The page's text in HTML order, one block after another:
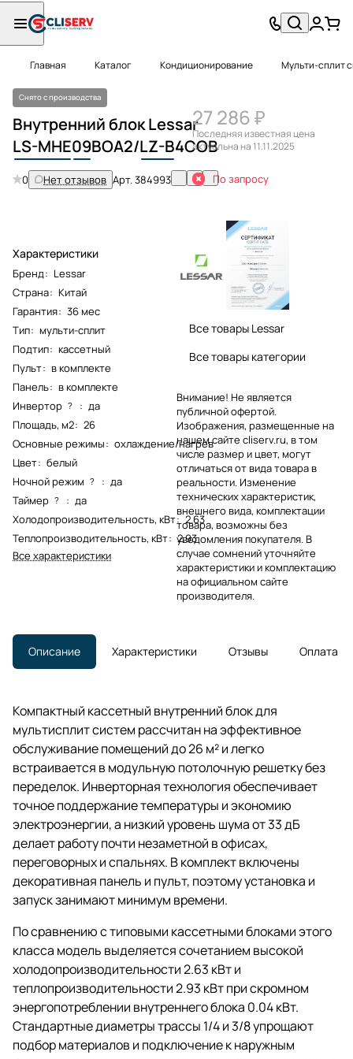
Главная Каталог Кондиционирование Мульти-сплит
Снято с производства
Внутренний блок Lessar
LS-MHE09BOA2/LZ-B4COB
0 Нет отзывов Арт.384993
Характеристики
Бренд: Lessar
Страна: Китай
Гарантия: 36 мес
Тип: мульти-сплит
Подтип: кассетный
Пульт: в комплекте
Панель: в комплекте
Инвертор ? : да
Площадь, м2: 26
Основные режимы: охлаждение/нагрев
Цвет: белый
Ночной режим ? : да
Таймер ? : да
Холодопроизводительность, кВт: 2.63
Теплопроизводительность, кВт: 2.93
Все характеристики
27 286 ₽
Последняя известная цена
актуальна на 11.11.2025
По запросу
Все товары Lessar
Все товары категории
Внимание! Не является
публичной офертой.
Изображения, размещенные на
нашем сайте cliserv.ru, в том
числе размер и цвет, могут
отличаться от вида товара в
реальности. Изменение
технических характеристик,
внешнего вида, комплектации
товара, возможны без
уведомления покупателя. В
случае сомнений уточняйте
характеристики и комплектацию
на официальном сайте
производителя.
Описание Характеристики Отзывы Оплата
Компактный кассетный внутренний блок для
мультисплит систем рассчитан на эффективное
обслуживание помещений до 26 м² и легко
встраивается в модульную потолочную решетку без
переделок. Инверторная технология обеспечивает
точное поддержание температуры и экономию
электроэнергии, а низкий уровень шума от 33 дБ
делает работу почти незаметной в офисах,
переговорных и спальнях. В комплект включены
декоративная панель и пульт, поэтому установка и
запуск занимают минимум времени.
По сравнению с типовыми кассетными блоками этого
класса модель выделяется сочетанием высокой
холодопроизводительности 2.63 кВт и
теплопроизводительности 2.93 кВт при скромном
энергопотреблении внутреннего блока 0.04 кВт.
Стандартные диаметры трассы 1/4 и 3/8 упрощают
подбор материалов и подключение к наружным